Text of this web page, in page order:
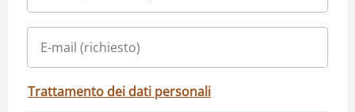
Trattamento dei dati personali